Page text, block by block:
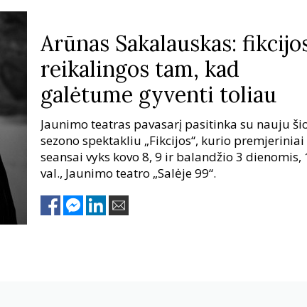
Arūnas Sakalauskas:
reikalingos tam, kad
galėtume gyventi toliau
Jaunimo teatras pavasarį pasitinka su nauju
sezono spektakliu „Fikcijos“, kurio premjeriniai
seansai vyks kovo 8, 9 ir balandžio 3 dienomis,
val., Jaunimo teatro „Salėje 99“.